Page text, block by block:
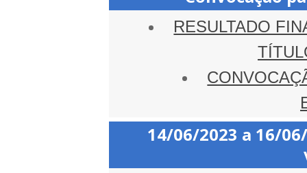
RESULTADO
14/06/2023 a 16/